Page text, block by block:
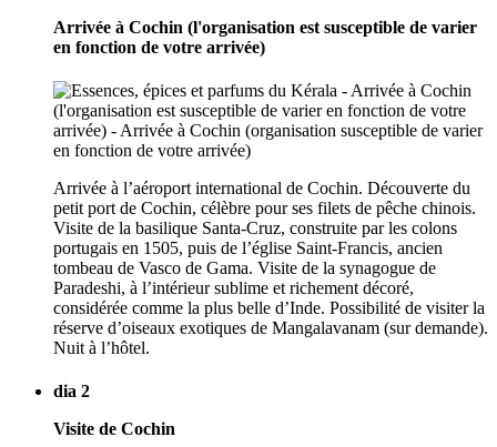
Arrivée à Cochin (l'organisation est susceptible de varier
en fonction de votre arrivée)
Arrivée à l’aéroport international de Cochin. Découverte du
petit port de Cochin, célèbre pour ses filets de pêche chinois.
Visite de la basilique Santa-Cruz, construite par les colons
portugais en 1505, puis de l’église Saint-Francis, ancien
tombeau de Vasco de Gama. Visite de la synagogue de
Paradeshi, à l’intérieur sublime et richement décoré,
considérée comme la plus belle d’Inde. Possibilité de visiter la
réserve d’oiseaux exotiques de Mangalavanam (sur demande).
Nuit à l’hôtel.
dia 2
Visite de Cochin